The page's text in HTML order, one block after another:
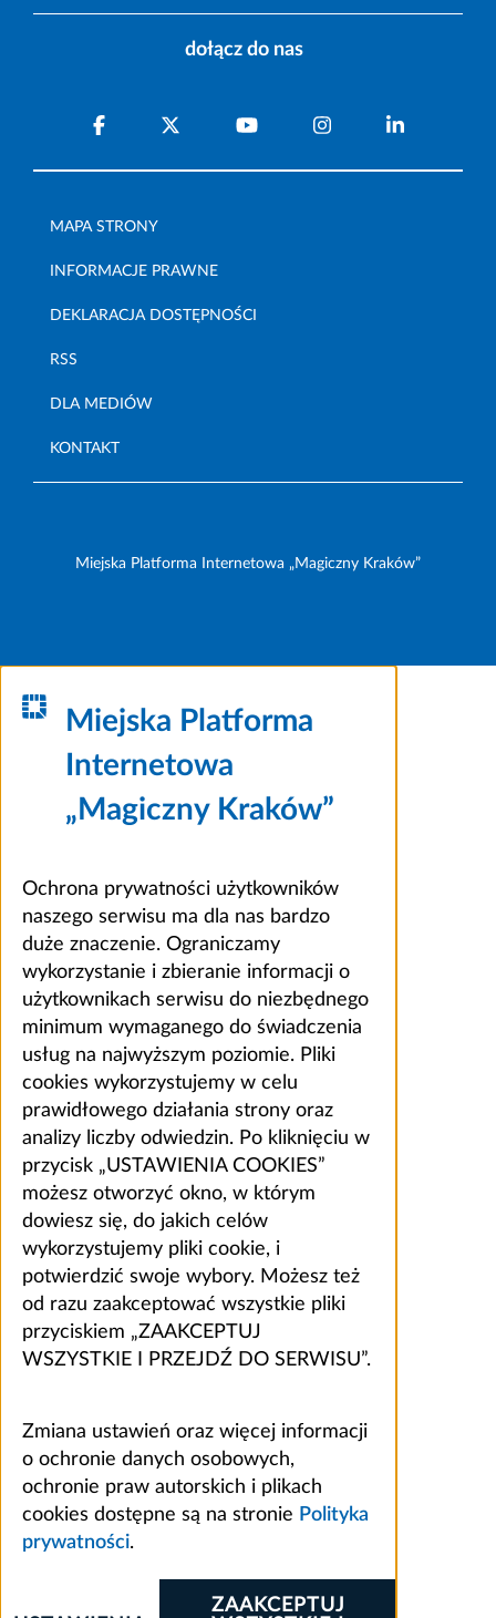
dołącz do nas
MAPA STRONY
INFORMACJE PRAWNE
DEKLARACJA DOSTĘPNOŚCI
RSS
DLA MEDIÓW
KONTAKT
Miejska Platforma Internetowa „Magiczny Kraków”
Miejska Platforma
Internetowa
„Magiczny Kraków”
Ochrona prywatności użytkowników
naszego serwisu ma dla nas bardzo
duże znaczenie. Ograniczamy
wykorzystanie i zbieranie informacji o
użytkownikach serwisu do niezbędnego
minimum wymaganego do świadczenia
usług na najwyższym poziomie. Pliki
cookies wykorzystujemy w celu
prawidłowego działania strony oraz
analizy liczby odwiedzin. Po kliknięciu w
przycisk „USTAWIENIA COOKIES”
możesz otworzyć okno, w którym
dowiesz się, do jakich celów
wykorzystujemy pliki cookie, i
potwierdzić swoje wybory. Możesz też
od razu zaakceptować wszystkie pliki
przyciskiem „ZAAKCEPTUJ
WSZYSTKIE I PRZEJDŹ DO SERWISU”.
Zmiana ustawień oraz więcej informacji
o ochronie danych osobowych,
ochronie praw autorskich i plikach
cookies dostępne są na stronie Polityka
prywatności.
ZAAKCEPTUJ